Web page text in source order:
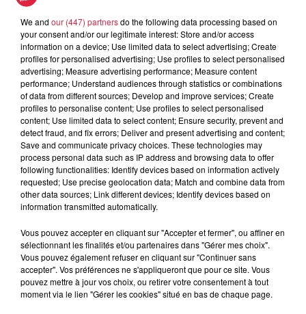
En l’absence de leurs pères, Octave, fils d’Argante, s'est
épris de Hyacinte, jeune fille pauvre et de naissance
inconnue, qu’il vient d’épouser. Léandre, fils de Géronte, est
tombé amoureux de Zerbinette. Argante revient en ville pour
marier son fils Octave. Argante et Géronte demandent de
l’aide à Scapin, le valet de Léandre, pour tout arranger.
"Les Fourberies de Scapin", comédie en trois actes créée en
1671 par Molière, devient, au cours des siècles suivants,
l'une des plus jouées du répertoire théâtral français.
Fidèle des Tanzmatten, Anthony Magnier s’attèle, comme à
avec une approche déroutante et contemporaine. Comme
Molière à l’époque, il met en scène et interprète le
personnage de Scapin, dans une version décalée,
burlesque et pleine de vie, aux côtés du comédien Matthieu
We and our (447) partnersdo the following data processing based on
your consent and/or our legitimate interest: Store and/or access
information on a device; Use limited data to select advertising; Create
profiles for personalised advertising; Use profiles to select personalised
advertising; Measure advertising performance; Measure content
performance; Understand audiences through statistics or combinations
of data from different sources; Develop and improve services; Create
profiles to personalise content; Use profiles to select personalised
content; Use limited data to select content; Ensure security, prevent and
detect fraud, and fix errors; Deliver and present advertising and content;
Save and communicate privacy choices. These technologies may
process personal data such as IP address and browsing data to offer
following functionalities: Identify devices based on information actively
requested; Use precise geolocation data; Match and combine data from
other data sources; Link different devices; Identify devices based on
information transmitted automatically.
Vous pouvez accepter en cliquant sur "Accepter et fermer", ou affiner en
sélectionnant les finalités et/ou partenaires dans "Gérer mes choix".
Vous pouvez également refuser en cliquant sur "Continuer sans
accepter". Vos préférences ne s'appliqueront que pour ce site. Vous
pouvez mettre à jour vos choix, ou retirer votre consentement à tout
moment via le lien "Gérer les cookies" situé en bas de chaque page.